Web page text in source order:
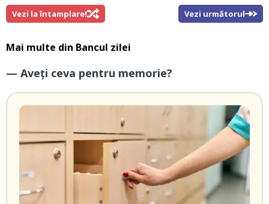
Vezi la întamplare! Vezi următorul
Mai multe din Bancul zilei
— Aveți ceva pentru memorie?